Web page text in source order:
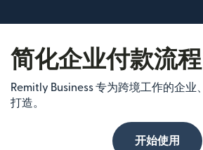
简化企业付款流程
Remitly Business 专为跨境工作的企业
打造。
开始使用